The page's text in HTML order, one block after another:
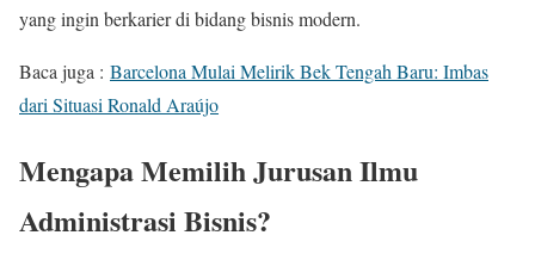
yang ingin berkarier di bidang bisnis modern.
Baca juga : Barcelona Mulai Melirik Bek Tengah Baru: Imbas
dari Situasi Ronald Araújo
Mengapa Memilih Jurusan Ilmu
Administrasi Bisnis?